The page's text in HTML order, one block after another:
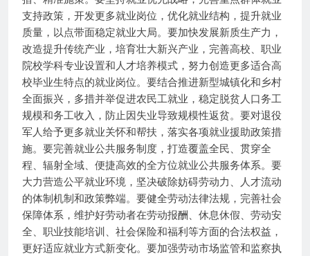
支持政策，开发更多就业岗位，优化就业结构，提升就业
质量，以点带面稳定就业大局。要加快发展新质生产力，
改造提升传统产业，培育壮大新兴产业，完善高校、职业
院校学科专业设置和人才培养模式，努力创造更多适合高
校毕业生特点的就业岗位。要结合推进新型城镇化和乡村
全面振兴，多措并举促进农民工就业，稳定脱贫人口务工
规模和务工收入，防止因失业导致规模性返贫。要对退役
军人给予更多就业关怀和帮扶，落实各项就业援助政策措
施。要完善就业公共服务制度，打造覆盖全民、贯穿全
程、辐射全域、便捷高效的全方位就业公共服务体系。要
大力营造公平就业环境，坚决破除妨碍劳动力、人才流动
的体制机制和政策弊端。要健全劳动法律法规，完善社会
保障体系，维护好劳动者在劳动报酬、休息休假、劳动安
全、职业技能培训、社会保险和福利等方面的合法权益，
更好适应就业方式新变化。要加强劳动市场监管和监察执